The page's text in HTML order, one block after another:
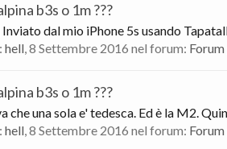
b3s o 1m ???
dal mio iPhone 5s usando
hell,8 Settembre 2016 nel forum:
b3s o 1m ???
che una sola e' tedesca. Ed è la M2.
hell,8 Settembre 2016 nel forum: